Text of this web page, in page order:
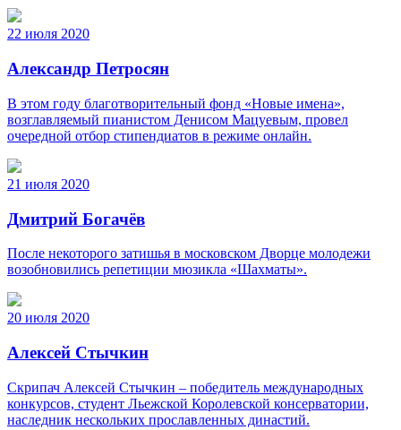
22 июля 2020
Александр Петросян
В этом году благотворительный фонд «Новые имена»,
возглавляемый пианистом Денисом Мацуевым, провел
очередной отбор стипендиатов в режиме онлайн.
21 июля 2020
Дмитрий Богачёв
После некоторого затишья в московском Дворце молодежи
возобновились репетиции мюзикла «Шахматы».
20 июля 2020
Алексей Стычкин
Скрипач Алексей Стычкин – победитель международных
конкурсов, студент Льежской Королевской консерватории,
наследник нескольких прославленных династий.